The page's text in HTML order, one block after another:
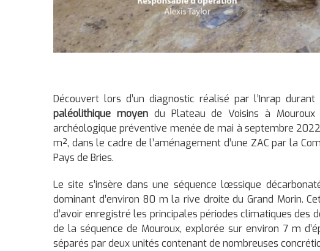
Découvert lors d’un diagnostic réalisé par l’Inrap
paléolithique moyendu Plateau de Voisins à Mouroux
archéologique préventive menée de mai à septembre
m², dans le cadre de l’aménagement d’une ZAC par la
Pays de Bries.
Le site s’insère dans une séquence lœssique
dominant d’environ 80 m la rive droite du Grand Morin.
d’avoir enregistré les principales périodes climatiques des
de la séquence de Mouroux, explorée sur environ 7 m
séparés par deux unités contenant de nombreuses